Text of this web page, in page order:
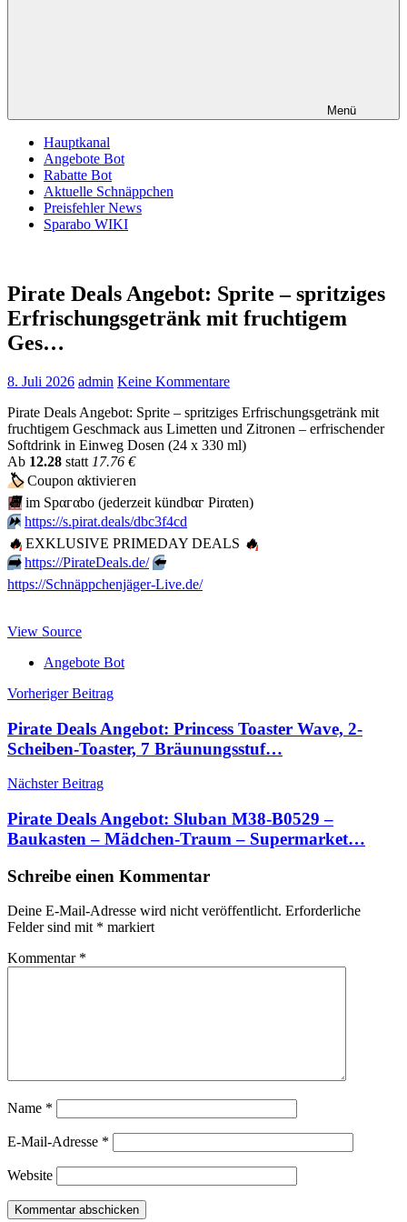
Menü
Hauptkanal
Angebote Bot
Rabatte Bot
Aktuelle Schnäppchen
Preisfehler News
Sparabo WIKI
Pirate Deals Angebot: Sprite – spritziges
Erfrischungsgetränk mit fruchtigem
Ges…
8. Juli 2026 admin Keine Kommentare
Pirate Deals Angebot: Sprite – spritziges Erfrischungsgetränk mit
fruchtigem Geschmack aus Limetten und Zitronen – erfrischender
Softdrink in Einweg Dosen (24 x 330 ml)
Аb 12.28 statt 17.76 €
🏷Сοuрοn αktiviегеn
📆im Spαгαbο (jеdеrzеit kündbαг Pirαten)
⏩️ https://s.pirat.deals/dbc3f4cd
🔥 EXKLUSIVE PRIMEDAY DEALS 🔥
➡️ https://PirateDeals.de/ ⬅️
https://Schnäppchenjäger-Live.de/
View Source
Angebote Bot
Beitragsnavigation
Vorheriger Beitrag
Pirate Deals Angebot: Princess Toaster Wave, 2-
Scheiben-Toaster, 7 Bräunungsstuf…
Nächster Beitrag
Pirate Deals Angebot: Sluban M38-B0529 –
Baukasten – Mädchen-Traum – Supermarket…
Schreibe einen Kommentar
Deine E-Mail-Adresse wird nicht veröffentlicht. Erforderliche
Felder sind mit * markiert
Kommentar *
Name *
E-Mail-Adresse *
Website